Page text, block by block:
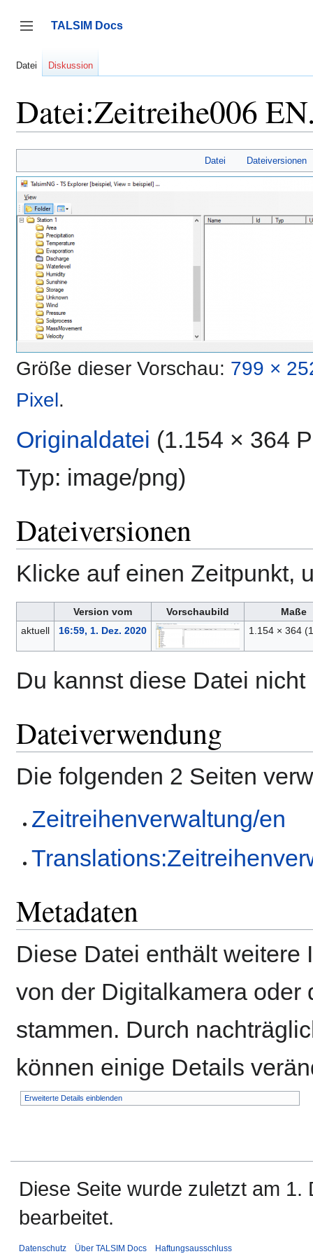
springen
Seitenleiste umschalten
TALSIM Docs
Datei Diskussion
Datei:Zeitreihe006
Datei Dateiversionen
Größe dieser Vorschau: 799 ×
Pixel.
Originaldatei (1.154 × 364
Typ: image/png)
Dateiversionen
Klicke auf einen Zeitpunkt,
Version vom Vorschaubild
Maße
aktuell
16:59, 1. Dez. 2020 1.154 × 364
Du kannst diese Datei
Dateiverwendung
Die folgenden 2 Seiten
Zeitreihenverwaltung/en
Metadaten
Diese Datei enthält weitere
von der Digitalkamera oder
stammen. Durch
können einige Details
Erweiterte Details einblenden
Diese Seite wurde zuletzt am
bearbeitet.
Datenschutz Über TALSIM Docs Haftungsausschluss